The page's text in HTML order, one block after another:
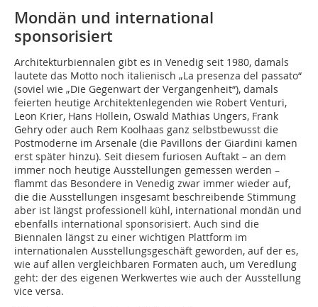
Mondän und international
sponsorisiert
Architekturbiennalen gibt es in Venedig seit 1980, damals
lautete das Motto noch italienisch „La presenza del passato“
(soviel wie „Die Gegenwart der Vergangenheit“), damals
feierten heutige Architektenlegenden wie Robert Venturi,
Leon Krier, Hans Hollein, Oswald Mathias Ungers, Frank
Gehry oder auch Rem Koolhaas ganz selbstbewusst die
Postmoderne im Arsenale (die Pavillons der Giardini kamen
erst später hinzu). Seit diesem furiosen Auftakt – an dem
immer noch heutige Ausstellungen gemessen werden –
flammt das Besondere in Venedig zwar immer wieder auf,
die die Ausstellungen insgesamt beschreibende Stimmung
aber ist längst professionell kühl, international mondän und
ebenfalls international sponsorisiert. Auch sind die
Biennalen längst zu einer wichtigen Plattform im
internationalen Ausstellungsgeschäft geworden, auf der es,
wie auf allen vergleichbaren Formaten auch, um Veredlung
geht: der des eigenen Werkwertes wie auch der Ausstellung
vice versa.